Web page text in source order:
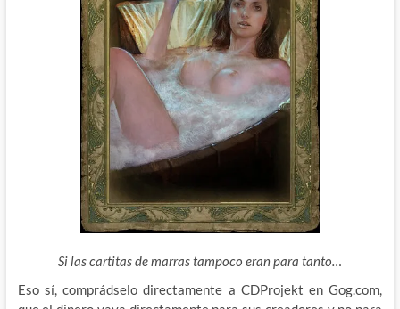
Si las cartitas de marras tampoco eran para tanto…
Eso sí, comprádselo directamente a CDProjekt en Gog.com,